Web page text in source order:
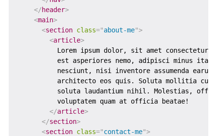
</header>
<main>
<section class="about-me">
<article>
Lorem ipsum dolor, sit amet consectetur
est asperiores nemo, adipisci minus
nesciunt, nisi inventore assumenda earum
architecto eos quis. Soluta mollitia
soluta laudantium nihil. Molestias,
          voluptatem quam at officia beatae!
</article>
</section>
<section class="contact-me">